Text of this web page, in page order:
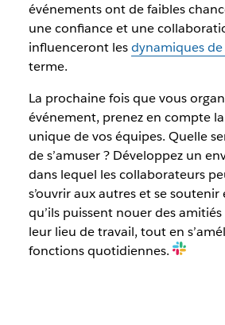
événements ont de faibles
une confiance et une
influenceront lesdynamiques de
terme.
La prochaine fois que vous
événement, prenez en compte
unique de vos équipes. Quelle
de s’amuser ? Développez un
dans lequel les collaborateurs
s’ouvrir aux autres et se
qu’ils puissent nouer des
leur lieu de travail, tout en
fonctions quotidiennes.